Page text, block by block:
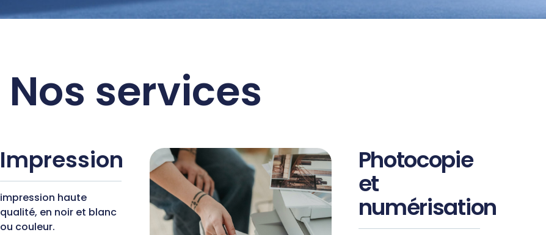
Nos services
Impression
impression haute
qualité, en noir et blanc
ou couleur.
Photocopie
et
numérisation